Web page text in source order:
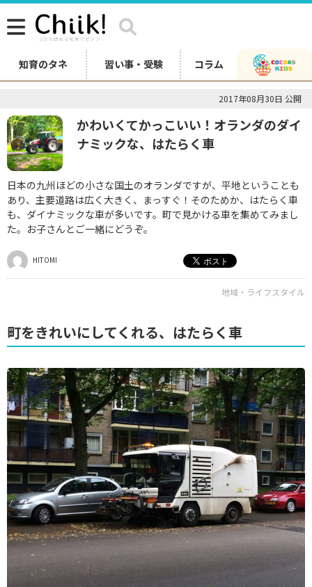
知育のタネ 習い事・受験 コラム
2017年08月30日 公開
かわいくてかっこいい！オランダのダイ
ナミックな、はたらく車
日本の九州ほどの小さな国土のオランダですが、平地ということも
あり、主要道路は広く大きく、まっすぐ！そのためか、はたらく車
も、ダイナミックな車が多いです。町で見かける車を集めてみまし
た。お子さんとご一緒にどうぞ。
HITOMI
地域・ライフスタイル
町をきれいにしてくれる、はたらく車